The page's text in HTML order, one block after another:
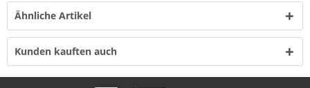
Ähnliche Artikel
Kunden kauften auch